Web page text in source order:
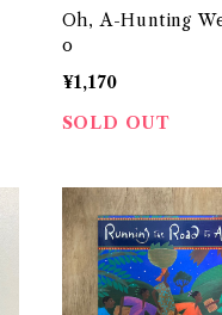
Oh, A-Hunting
o
¥1,170
SOLD OUT